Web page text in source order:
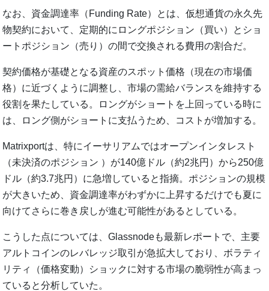
なお、資金調達率（Funding Rate）とは、仮想通貨の永久先
物契約において、定期的にロングポジション（買い）とショ
ートポジション（売り）の間で交換される費用の割合だ。
契約価格が基礎となる資産のスポット価格（現在の市場価
格）に近づくように調整し、市場の需給バランスを維持する
役割を果たしている。ロングがショートを上回っている時に
は、ロング側がショートに支払うため、コストが増加する。
Matrixportは、特にイーサリアムではオープンインタレスト
（未決済のポジション ）が140億ドル（約2兆円）から250億
ドル（約3.7兆円）に急増していると指摘。ポジションの規模
が大きいため、資金調達率がわずかに上昇するだけでも夏に
向けてさらに巻き戻しが進む可能性があるとしている。
こうした点については、Glassnodeも最新レポートで、主要
アルトコインのレバレッジ取引が急拡大しており、ボラティ
リティ（価格変動）ショックに対する市場の脆弱性が高まっ
ていると分析していた。